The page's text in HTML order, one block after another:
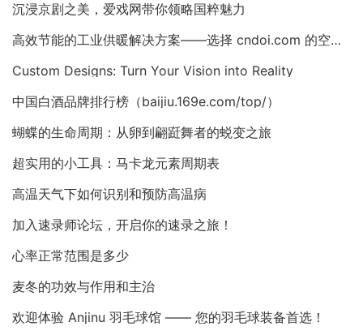
沉浸京剧之美，爱戏网带你领略国粹魅力
高效节能的工业供暖解决方案——选择 cndoi.com 的空气对空气换热器与AHU
Custom Designs: Turn Your Vision into Reality
中国白酒品牌排行榜（baijiu.169e.com/top/）
蝴蝶的生命周期：从卵到翩跹舞者的蜕变之旅
超实用的小工具：马卡龙元素周期表
高温天气下如何识别和预防高温病
加入速录师论坛，开启你的速录之旅！
心率正常范围是多少
麦冬的功效与作用和主治
欢迎体验 Anjinu 羽毛球馆 —— 您的羽毛球装备首选！